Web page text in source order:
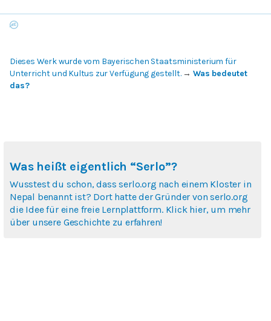
Dieses Werk wurde vom Bayerischen Staatsministerium für
Unterricht und Kultus zur Verfügung gestellt.→ Was bedeutet
das?
Was heißt eigentlich “Serlo”?
Wusstest du schon, dass serlo.org nach einem Kloster in
Nepal benannt ist? Dort hatte der Gründer von serlo.org
die Idee für eine freie Lernplattform. Klick hier, um mehr
über unsere Geschichte zu erfahren!